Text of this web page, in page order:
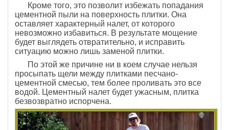
Кроме того, это позволит избежать попадания
цементной пыли на поверхность плитки. Она
оставляет характерный налет, от которого
невозможно избавиться. В результате мощение
будет выглядеть отвратительно, и исправить
ситуацию можно лишь заменой плитки.
По этой же причине ни в коем случае нельзя
просыпать щели между плитками песчано-
цементной смесью, тем более проливать это все
водой. Цементный налет будет ужасным, плитка
безвозвратно испорчена.